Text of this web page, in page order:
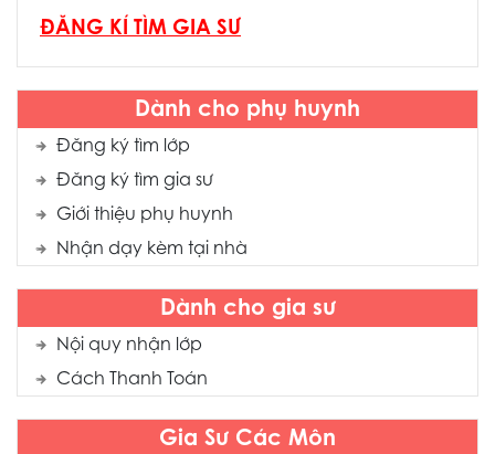
Dành cho phụ huynh
Đăng ký tìm lớp
Đăng ký tìm gia sư
Giới thiệu phụ huynh
Nhận dạy kèm tại nhà
Dành cho gia sư
Nội quy nhận lớp
Cách Thanh Toán
Gia Sư Các Môn
ĐĂNG KÍ TÌM GIA SƯ